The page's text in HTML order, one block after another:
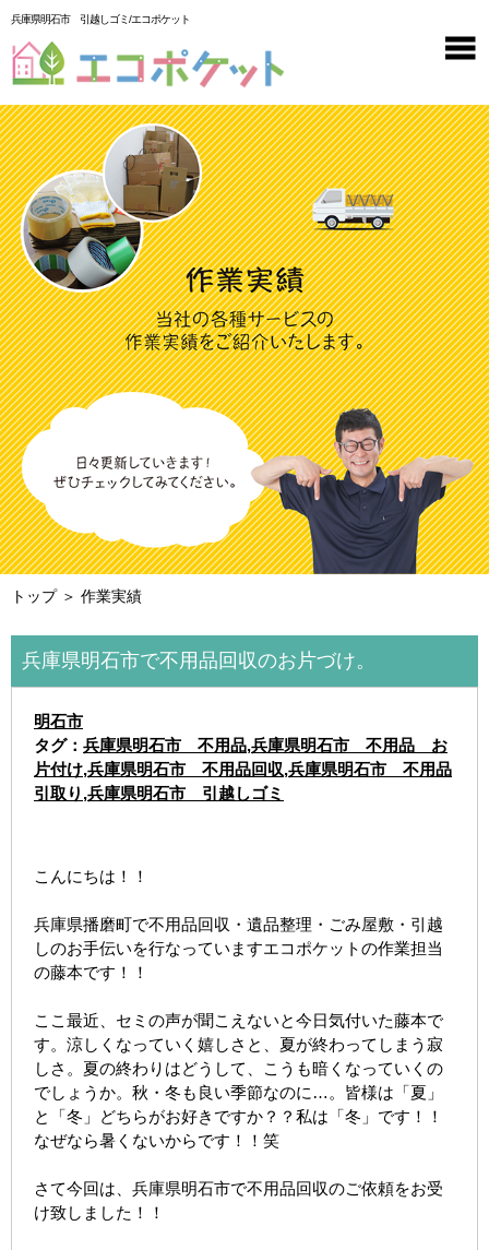
兵庫県明石市 引越しゴミ/エコポケット
トップ＞ 作業実績
兵庫県明石市で不用品回収のお片づけ。
明石市
タグ： 兵庫県明石市 不用品,兵庫県明石市 不用品 お
片付け,兵庫県明石市 不用品回収,兵庫県明石市 不用品
引取り ,兵庫県明石市 引越しゴミ
こんにちは！！
兵庫県播磨町で不用品回収・遺品整理・ごみ屋敷・引越
しのお手伝いを行なっていますエコポケットの作業担当
の藤本です！！
ここ最近、セミの声が聞こえないと今日気付いた藤本で
す。涼しくなっていく嬉しさと、夏が終わってしまう寂
しさ。夏の終わりはどうして、こうも暗くなっていくの
でしょうか。秋・冬も良い季節なのに…。皆様は「夏」
と「冬」どちらがお好きですか？？私は「冬」です！！
なぜなら暑くないからです！！笑
さて今回は、兵庫県明石市で不用品回収のご依頼をお受
け致しました！！